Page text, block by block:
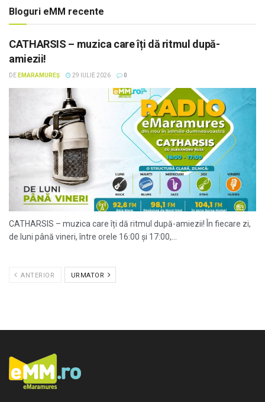
Bloguri eMM recente
CATHARSIS – muzica care îți dă ritmul după-
amiezii!
DE EMARAMUREȘ 29 IULIE 2026 0
CATHARSIS – muzica care îți dă ritmul după-amiezii! În fiecare zi,
de luni până vineri, între orele 16:00 și 17:00,...
ANTERIOR URMATOR